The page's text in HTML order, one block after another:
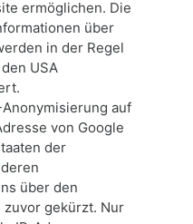
ermöglichen. Die
über
in der Regel
USA
auf
von Google
der
über den
zuvor gekürzt. Nur